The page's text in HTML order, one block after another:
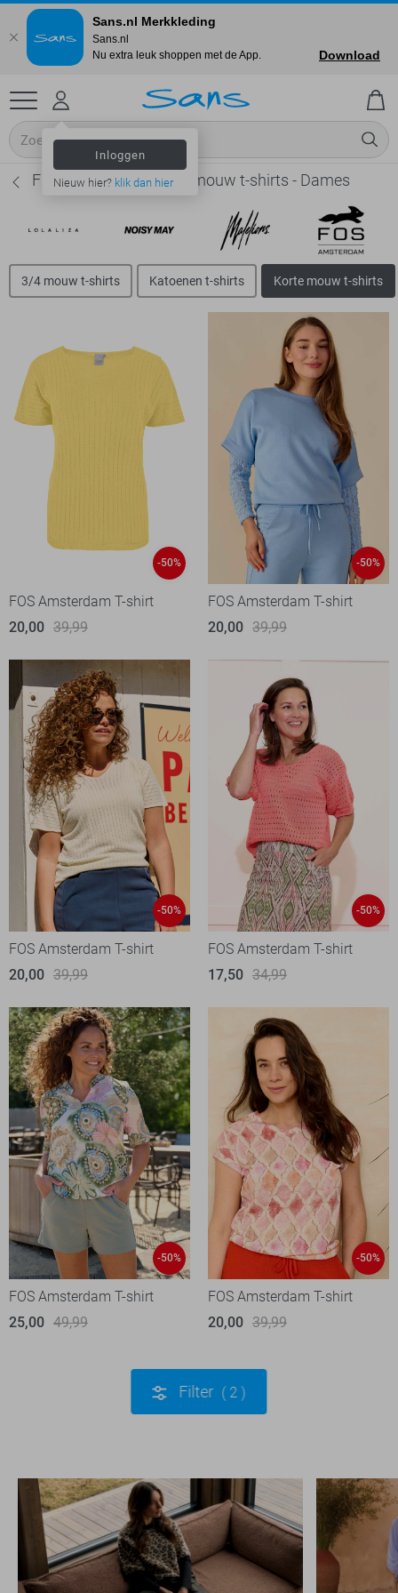
Inloggen
Nieuw hier? klik dan hier
FOS Amsterdam Korte mouw t-shirts - Dames
3/4 mouw t-shirts Katoenen t-shirts Korte mouw t-shirts
-50%
FOS Amsterdam T-shirt
20,00 39,99
-50%
FOS Amsterdam T-shirt
20,00 39,99
-50%
FOS Amsterdam T-shirt
20,00 39,99
-50%
FOS Amsterdam T-shirt
17,50 34,99
-50%
FOS Amsterdam T-shirt
25,00 49,99
-50%
FOS Amsterdam T-shirt
20,00 39,99
Filter 2
Sans.nl Merkkleding
Sans.nl
Nu extra leuk shoppen met de App.
Download